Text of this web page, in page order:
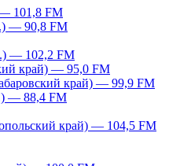
101,8 FM
— 90,8 FM
— 102,2 FM
край) — 95,0 FM
край) — 99,9 FM
— 88,4 FM
край) — 104,5 FM